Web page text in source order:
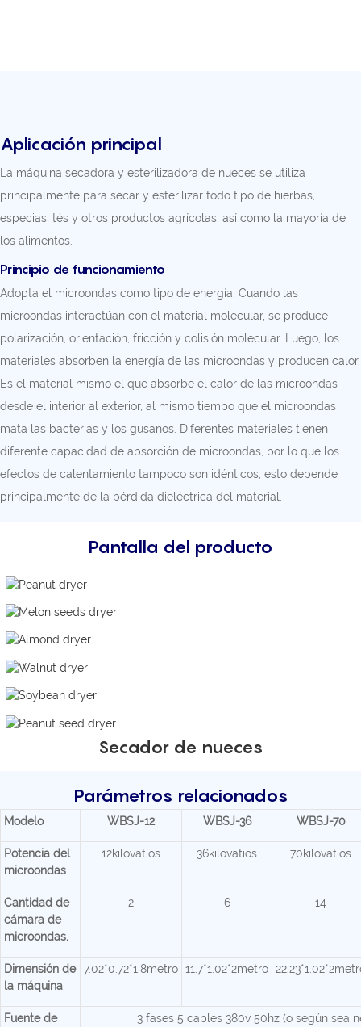
Aplicación principal
La máquina secadora y esterilizadora de nueces se utiliza
principalmente para secar y esterilizar todo tipo de hierbas,
especias, tés y otros productos agrícolas, así como la mayoría de
los alimentos.
Principio de funcionamiento
Adopta el microondas como tipo de energía. Cuando las
microondas interactúan con el material molecular, se produce
polarización, orientación, fricción y colisión molecular. Luego, los
materiales absorben la energía de las microondas y producen calor.
Es el material mismo el que absorbe el calor de las microondas
desde el interior al exterior, al mismo tiempo que el microondas
mata las bacterias y los gusanos. Diferentes materiales tienen
diferente capacidad de absorción de microondas, por lo que los
efectos de calentamiento tampoco son idénticos, esto depende
principalmente de la pérdida dieléctrica del material.
Pantalla del producto
Secador de nueces
Parámetros relacionados
Modelo WBSJ-12 WBSJ-36 WBSJ-70
Potencia del
microondas
12kilovatios 36kilovatios 70kilovatios
Cantidad de
cámara de
microondas.
2 6 14
Dimensión de
la máquina
7.02*0.72*1.8metro 11.7*1.02*2metro
Fuente de 3 fases 5 cables 380v 50hz (o según sea